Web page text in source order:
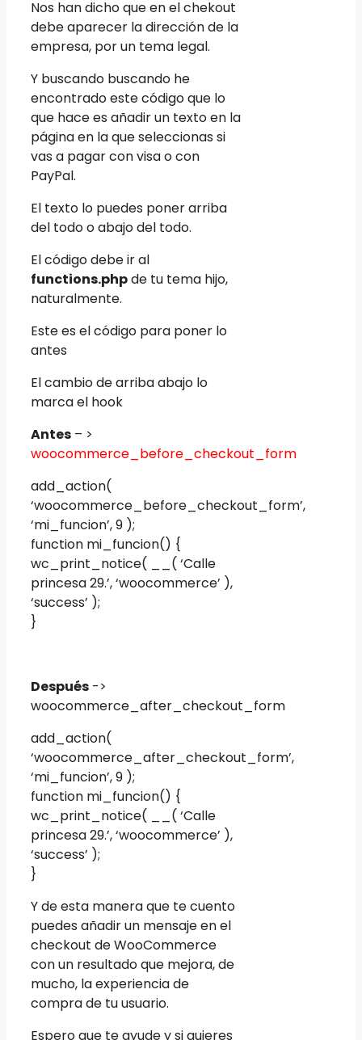
Nos han dicho que en el chekout
debe aparecer la dirección de la
empresa, por un tema legal.
Y buscando buscando he
encontrado este código que lo
que hace es añadir un texto en la
página en la que seleccionas si
vas a pagar con visa o con
PayPal.
El texto lo puedes poner arriba
del todo o abajo del todo.
El código debe ir al
functions.phpde tu tema hijo,
naturalmente.
Este es el código para poner lo
antes
El cambio de arriba abajo lo
marca el hook
Antes – >
woocommerce_before_checkout_form
add_action(
‘woocommerce_before_checkout_form’,
‘mi_funcion’, 9 );
function mi_funcion() {
wc_print_notice( __( ‘Calle
princesa 29.’, ‘woocommerce’ ),
‘success’ );
}
Después ->
woocommerce_after_checkout_form
add_action(
‘woocommerce_after_checkout_form’,
‘mi_funcion’, 9 );
function mi_funcion() {
wc_print_notice( __( ‘Calle
princesa 29.’, ‘woocommerce’ ),
‘success’ );
}
Y de esta manera que te cuento
puedes añadir un mensaje en el
checkout de WooCommerce
con un resultado que mejora, de
mucho, la experiencia de
compra de tu usuario.
Espero que te ayude y si quieres